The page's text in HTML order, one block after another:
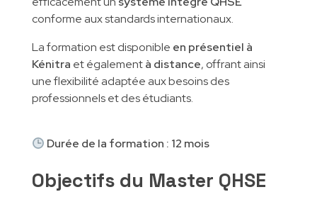
conforme aux standards internationaux.
La formation est disponible en présentiel à
Kénitra et égalementà distance, offrant ainsi
une flexibilité adaptée aux besoins des
professionnels et des étudiants.
Durée de la formation : 12 mois
Objectifs du Master QHSE